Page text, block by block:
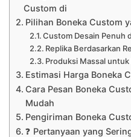
Custom di
Pilihan Boneka Custom
Custom Desain Penuh
Replika Berdasarkan
Produksi Massal
Estimasi Harga Boneka
Cara Pesan Boneka
Mudah
Pengiriman Boneka
❓ Pertanyaan yang